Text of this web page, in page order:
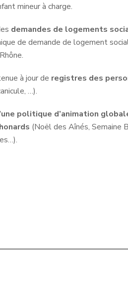
mineur à charge.
demandes de logements
de demande de logement
à jour de registres des
…).
politique d’animation
(Noël des Aînés, Semaine